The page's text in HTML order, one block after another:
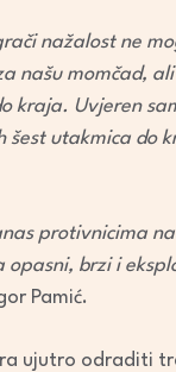
nažalost ne
našu momčad,
kraja. Uvjeren
šest utakmica do
protivnicima
opasni, brzi i
Pamić.
ujutro odraditi